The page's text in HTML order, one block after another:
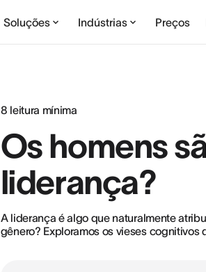
Soluções Indústrias Preços
8 leitura mínima
Os homens
liderança?
A liderança é algo que naturalmente
gênero? Exploramos os vieses cognitivos